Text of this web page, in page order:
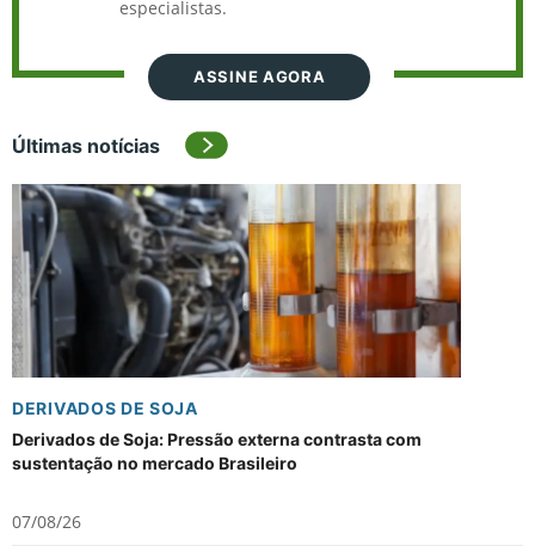
especialistas.
ASSINE AGORA
Últimas notícias
DERIVADOS DE SOJA
Derivados de Soja: Pressão externa contrasta com
sustentação no mercado Brasileiro
07/08/26